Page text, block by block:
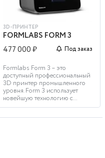
3D-ПРИНТЕР
FORMLABS FORM 3
477 000 ₽
Под заказ
Formlabs Form 3 – это
доступный профессиональный
3D принтер промышленного
уровня. Form 3 использует
новейшую технологию с...